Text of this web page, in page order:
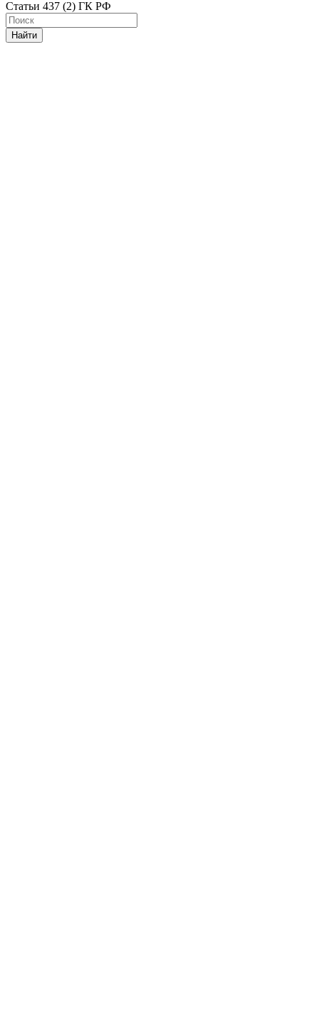
Статьи 437 (2) ГК РФ
Найти